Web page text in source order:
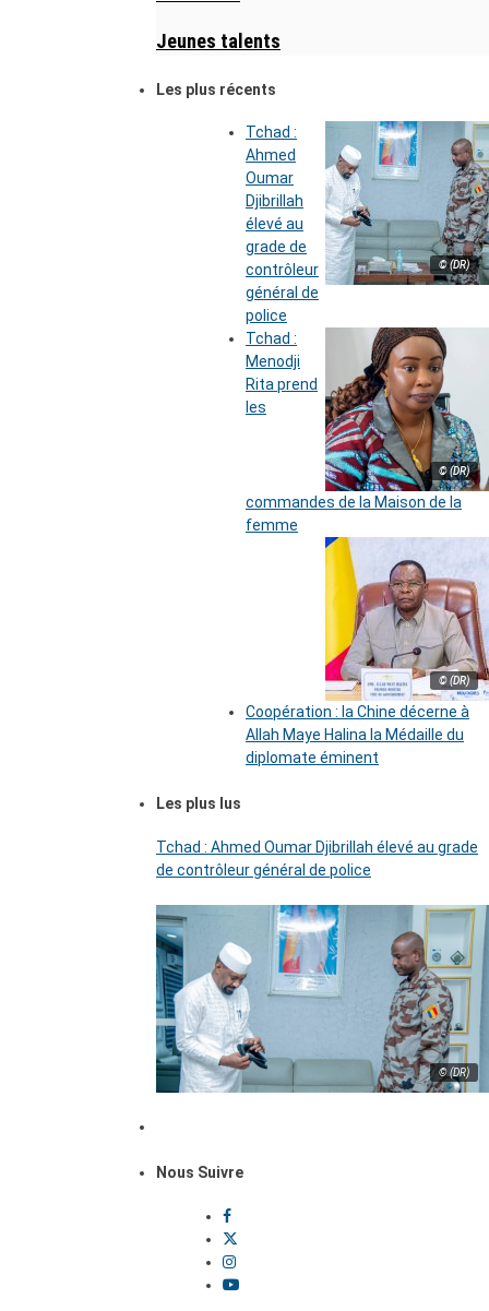
Jeunes talents
Les plus récents
© (DR)
Tchad :
Ahmed
Oumar
Djibrillah
élevé au
grade de
contrôleur
général de
police
© (DR)
Tchad :
Menodji
Rita prend
les
commandes de la Maison de la
femme
© (DR)
Coopération : la Chine décerne à
Allah Maye Halina la Médaille du
diplomate éminent
Les plus lus
Tchad : Ahmed Oumar Djibrillah élevé au grade
de contrôleur général de police
© (DR)
Nous Suivre